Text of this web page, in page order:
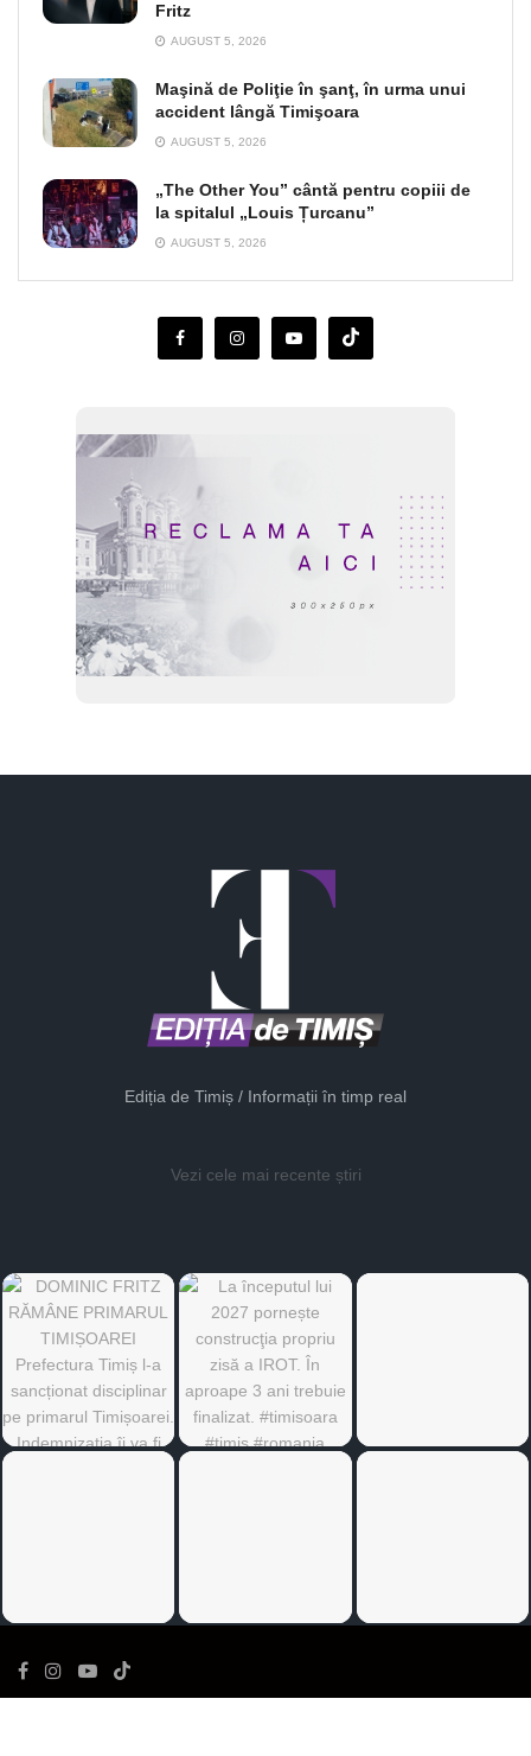
Fritz
AUGUST 5, 2026
Maşină de Poliţie în şanţ, în urma unui
accident lângă Timişoara
AUGUST 5, 2026
„The Other You” cântă pentru copiii de
la spitalul „Louis Țurcanu”
AUGUST 5, 2026
Ediția de Timiș / Informații în timp real
Vezi cele mai recente știri